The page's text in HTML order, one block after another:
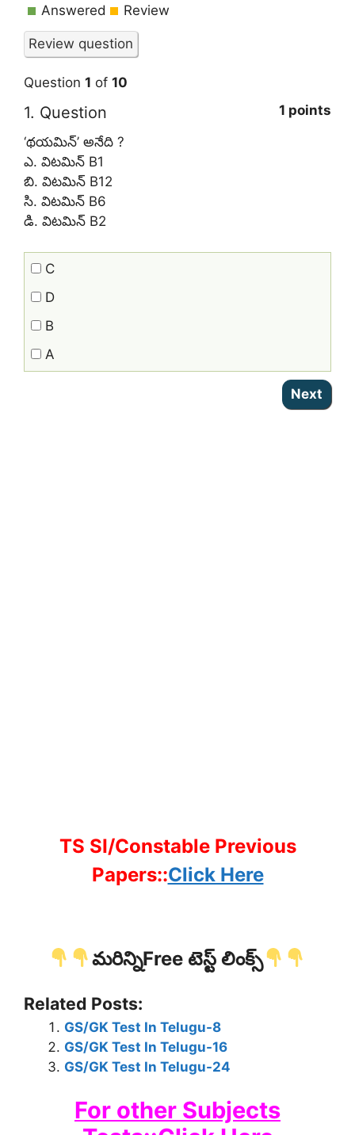
Answered Review
Question 1 of 10
1. Question
1 points
‘థయమిన్‌’ అనేది ?
ఎ. విటమిన్‌ B1
బి. విటమిన్‌ B12
సి. విటమిన్‌ B6
డి. విటమిన్‌ B2
C
D
B
A
TS SI/Constable Previous
Papers::Click Here
మరిన్నిFree టెస్ట్ లింక్స్
Related Posts:
GS/GK Test In Telugu-8
GS/GK Test In Telugu-16
GS/GK Test In Telugu-24
For other Subjects